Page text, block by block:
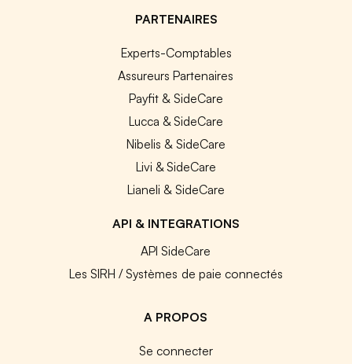
PARTENAIRES
Experts-Comptables
Assureurs Partenaires
Payfit & SideCare
Lucca & SideCare
Nibelis & SideCare
Livi & SideCare
Lianeli & SideCare
API & INTEGRATIONS
API SideCare
Les SIRH / Systèmes de paie connectés
A PROPOS
Se connecter